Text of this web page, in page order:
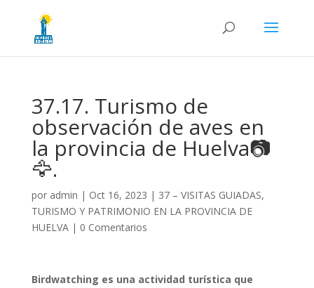
37.17. Turismo de
observación de aves en
la provincia de Huelva📷
🦅.
por admin | Oct 16, 2023 | 37 – VISITAS GUIADAS,
TURISMO Y PATRIMONIO EN LA PROVINCIA DE
HUELVA| 0 Comentarios
Birdwatching es una actividad turística que